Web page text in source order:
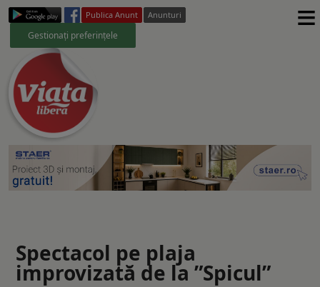
Publica Anunt Anunturi
Gestionați preferințele ≡
Spectacol pe plaja
improvizată de la ”Spicul”